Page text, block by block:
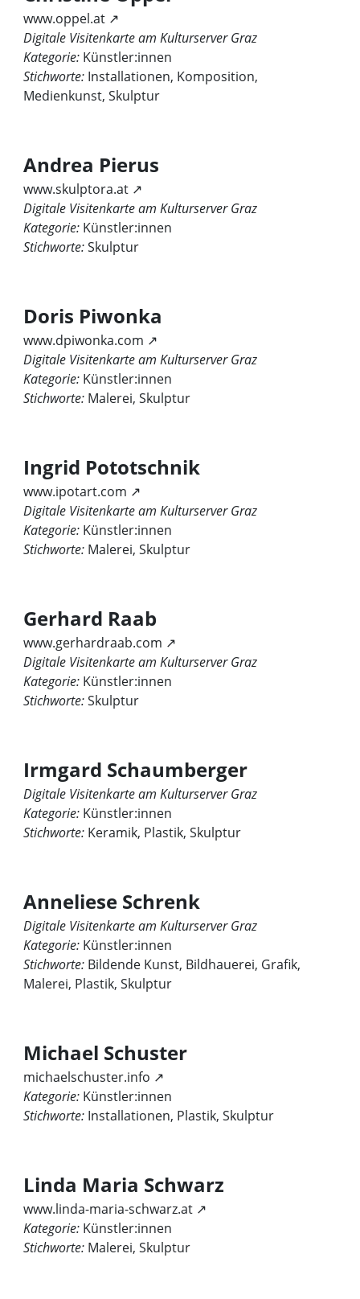
www.oppel.at ↗
Digitale Visitenkarte am Kulturserver Graz
Kategorie: Künstler:innen
Stichworte: Installationen, Komposition,
Medienkunst, Skulptur
Andrea Pierus
www.skulptora.at ↗
Digitale Visitenkarte am Kulturserver Graz
Kategorie: Künstler:innen
Stichworte:Skulptur
Doris Piwonka
www.dpiwonka.com ↗
Digitale Visitenkarte am Kulturserver Graz
Kategorie: Künstler:innen
Stichworte: Malerei, Skulptur
Ingrid Pototschnik
www.ipotart.com ↗
Digitale Visitenkarte am Kulturserver Graz
Kategorie: Künstler:innen
Stichworte: Malerei, Skulptur
Gerhard Raab
www.gerhardraab.com ↗
Digitale Visitenkarte am Kulturserver Graz
Kategorie: Künstler:innen
Stichworte:Skulptur
Irmgard Schaumberger
Digitale Visitenkarte am Kulturserver Graz
Kategorie: Künstler:innen
Stichworte: Keramik, Plastik, Skulptur
Anneliese Schrenk
Digitale Visitenkarte am Kulturserver Graz
Kategorie: Künstler:innen
Stichworte: Bildende Kunst, Bildhauerei, Grafik,
Malerei, Plastik, Skulptur
Michael Schuster
michaelschuster.info ↗
Kategorie: Künstler:innen
Stichworte: Installationen, Plastik, Skulptur
Linda Maria Schwarz
www.linda-maria-schwarz.at ↗
Kategorie: Künstler:innen
Stichworte: Malerei, Skulptur